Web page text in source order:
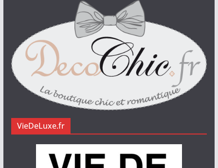
VieDeLuxe.fr